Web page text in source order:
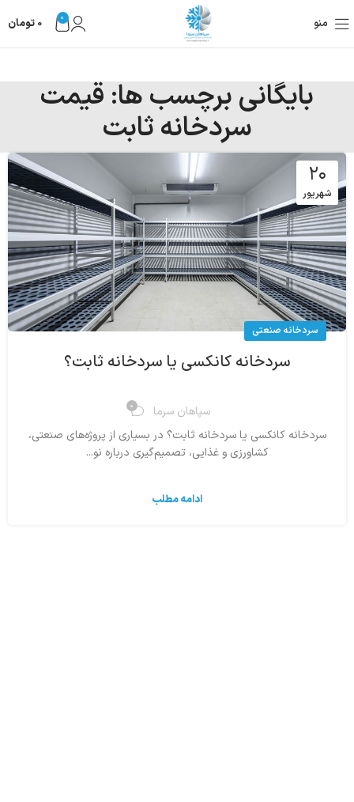
منو 0
0 تومان
بایگانی برچسب ها: قیمت
سردخانه ثابت
۲۰
شهریور
سردخانه صنعتی
سردخانه کانکسی یا سردخانه ثابت؟
سپاهان سرما 0
سردخانه کانکسی یا سردخانه ثابت؟ در بسیاری از پروژه‌های صنعتی،
کشاورزی و غذایی، تصمیم‌گیری درباره نو...
ادامه مطلب